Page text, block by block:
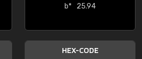
b*
25.94
HEX-CODE